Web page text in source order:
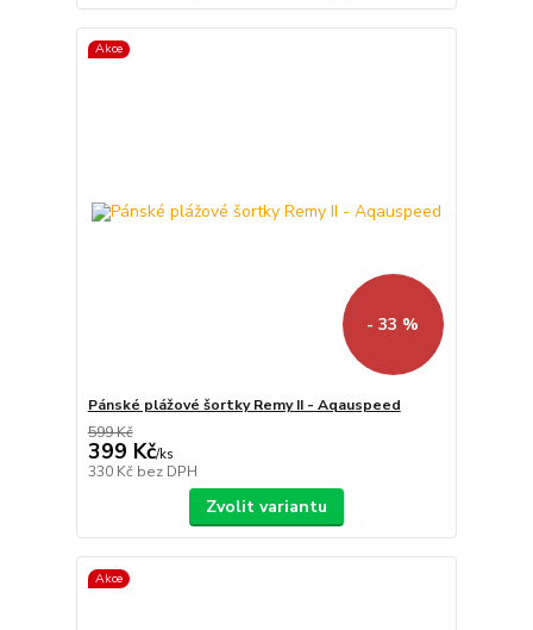
Akce
- 33 %
Pánské plážové šortky Remy II - Aqauspeed
599 Kč
399 Kč/ks
330 Kč bez DPH
Zvolit variantu
Akce